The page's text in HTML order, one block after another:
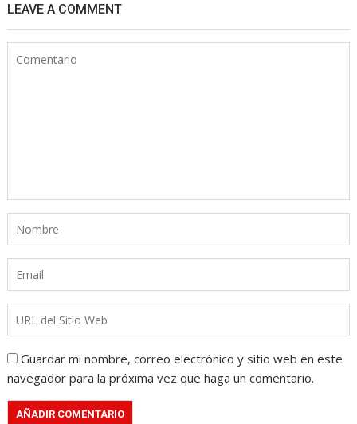
LEAVE A COMMENT
Guardar mi nombre, correo electrónico y sitio web en este
navegador para la próxima vez que haga un comentario.